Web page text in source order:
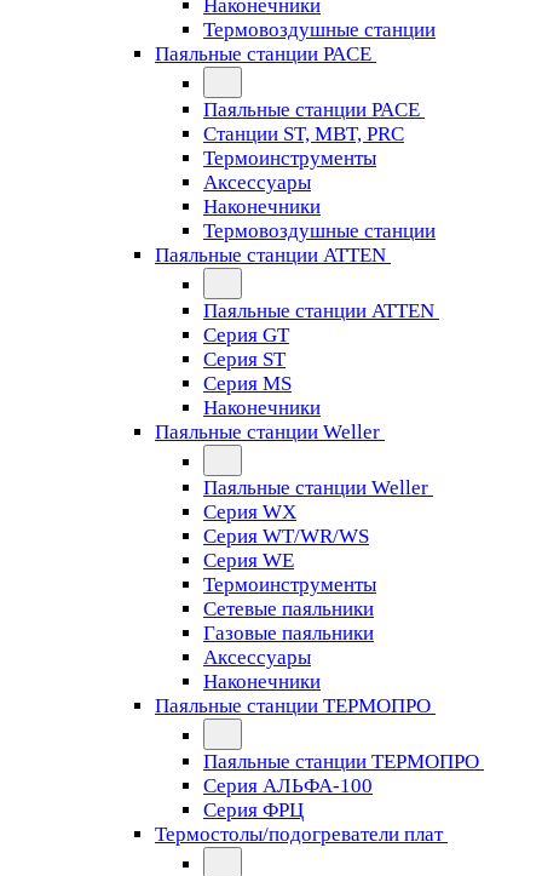
Наконечники
Термовоздушные станции
Паяльные станции PACE
Паяльные станции PACE
Станции ST, MBT, PRC
Термоинструменты
Аксессуары
Наконечники
Термовоздушные станции
Паяльные станции ATTEN
Паяльные станции ATTEN
Серия GT
Серия ST
Серия MS
Наконечники
Паяльные станции Weller
Паяльные станции Weller
Серия WX
Серия WT/WR/WS
Серия WE
Термоинструменты
Сетевые паяльники
Газовые паяльники
Аксессуары
Наконечники
Паяльные станции ТЕРМОПРО
Паяльные станции ТЕРМОПРО
Серия АЛЬФА-100
Серия ФРЦ
Термостолы/подогреватели плат